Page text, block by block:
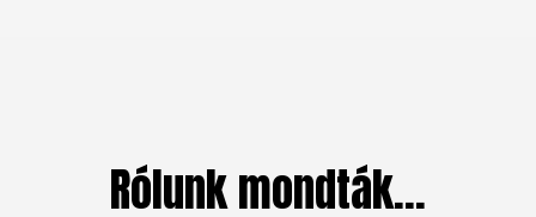
Rólunk mondták…